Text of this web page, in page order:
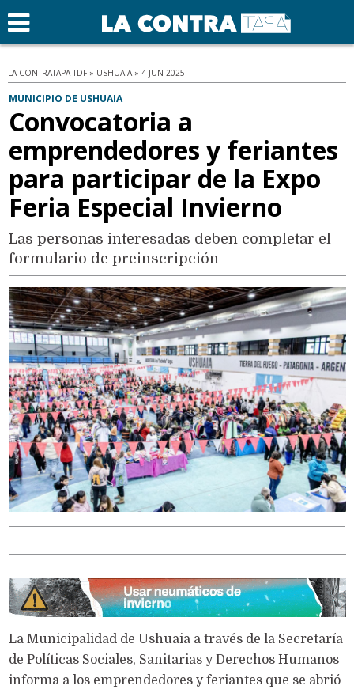
LA CONTRATAPA TDF » USHUAIA » 4 JUN 2025
MUNICIPIO DE USHUAIA
Convocatoria a
emprendedores y feriantes
para participar de la Expo
Feria Especial Invierno
Las personas interesadas deben completar el
formulario de preinscripción
La Municipalidad de Ushuaia a través de la Secretaría
de Políticas Sociales, Sanitarias y Derechos Humanos
informa a los emprendedores y feriantes que se abrió